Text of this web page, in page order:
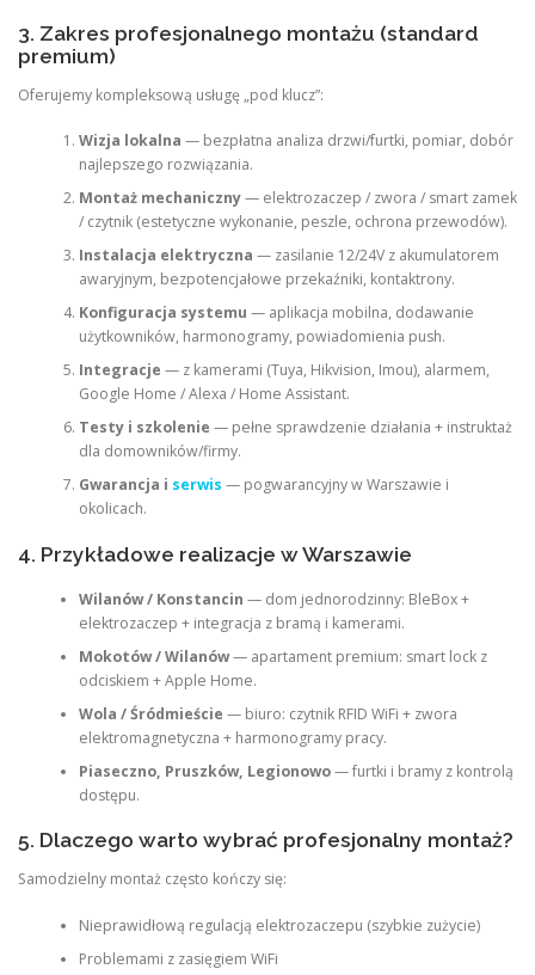
3. Zakres profesjonalnego montażu (standard
premium)
Oferujemy kompleksową usługę „pod klucz”:
Wizja lokalna — bezpłatna analiza drzwi/furtki, pomiar, dobór
najlepszego rozwiązania.
Montaż mechaniczny— elektrozaczep / zwora / smart zamek
/ czytnik (estetyczne wykonanie, peszle, ochrona przewodów).
Instalacja elektryczna — zasilanie 12/24V z akumulatorem
awaryjnym, bezpotencjałowe przekaźniki, kontaktrony.
Konfiguracja systemu — aplikacja mobilna, dodawanie
użytkowników, harmonogramy, powiadomienia push.
Integracje — z kamerami (Tuya, Hikvision, Imou), alarmem,
Google Home / Alexa / Home Assistant.
Testy i szkolenie — pełne sprawdzenie działania + instruktaż
dla domowników/firmy.
Gwarancja i serwis — pogwarancyjny w Warszawie i
okolicach.
4. Przykładowe realizacje w Warszawie
Wilanów / Konstancin — dom jednorodzinny: BleBox +
elektrozaczep + integracja z bramą i kamerami.
Mokotów / Wilanów— apartament premium: smart lock z
odciskiem + Apple Home.
Wola / Śródmieście — biuro: czytnik RFID WiFi + zwora
elektromagnetyczna + harmonogramy pracy.
Piaseczno, Pruszków, Legionowo— furtki i bramy z kontrolą
dostępu.
5. Dlaczego warto wybrać profesjonalny montaż?
Samodzielny montaż często kończy się:
Nieprawidłową regulacją elektrozaczepu (szybkie zużycie)
Problemami z zasięgiem WiFi